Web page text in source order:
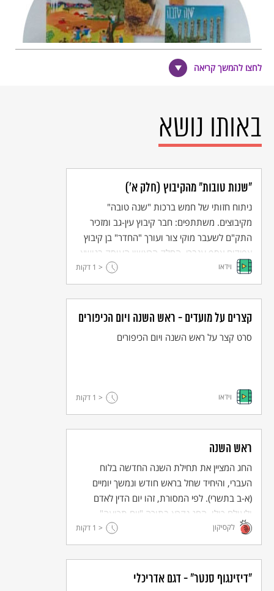
לחצו להמשך קריאה
באותו נושא
"שנות טובות" מהקיבוץ (חלק א')
ניתוח חזותי של חמש ברכות "שנה טובה"
מקיבוצים. משתתפים: חבר קיבוץ עין-גב ומזכיר
התק"ם לשעבר מוקי צור ועורך "החדר" בן קיבוץ
אפיקים אסף ענברי. החלק הראשון העוסק בנושא.
וידאו < 1 דקות
קצרים על מועדים - ראש השנה ויום הכיפורים
סרט קצר על ראש השנה ויום הכיפורים
וידאו < 1 דקות
ראש השנה
החג המציין את תחילת השנה החדשה בלוח
העברי, והיחיד שחל בראש חודש ונמשך יומיים
(א-ב בתשרי). לפי המסורת, זהו יום הדין לאדם
ולעולם כולו. החג נקרא בתורה "יום תרועה",
"זיכרון תרועה" - לציון המצווה המיוחדת לו: תקיעת
שופר.
לקסיקון < 1 דקות
"דיזינגוף סנטר" - דגם אדריכלי